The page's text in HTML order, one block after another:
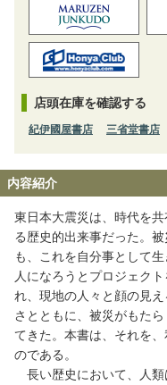
店頭在庫を確認する
紀伊國屋書店 三省堂書店
内容紹介
東日本大震災は、時代を
る歴史的出来事だった。
も、これを自分事として
人になろうとプロジェク
れ、現地の人々と顔の見
さとともに、被災がもた
てきた。本書は、それを
のである。
長い歴史において、人類